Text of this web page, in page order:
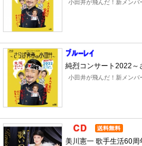
小田井が飛んだ！新メンバ
純烈コンサート2022～
小田井が飛んだ！新メンバ
美川憲一 歌手生活60